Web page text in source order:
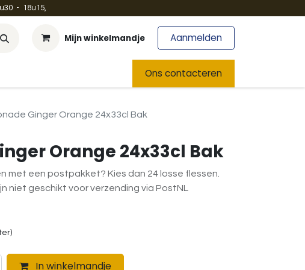
- 18u15,
Mijn winkelmandje Aanmelden
Ons contacteren
Ginger Orange 24x33cl Bak
Orange 24x33cl Bak
met een postpakket? Kies dan 24 losse flessen.
niet geschikt voor verzending via PostNL
)
In winkelmandje